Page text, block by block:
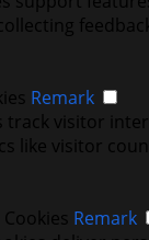
Remark
track visitor
like visitor
Remark